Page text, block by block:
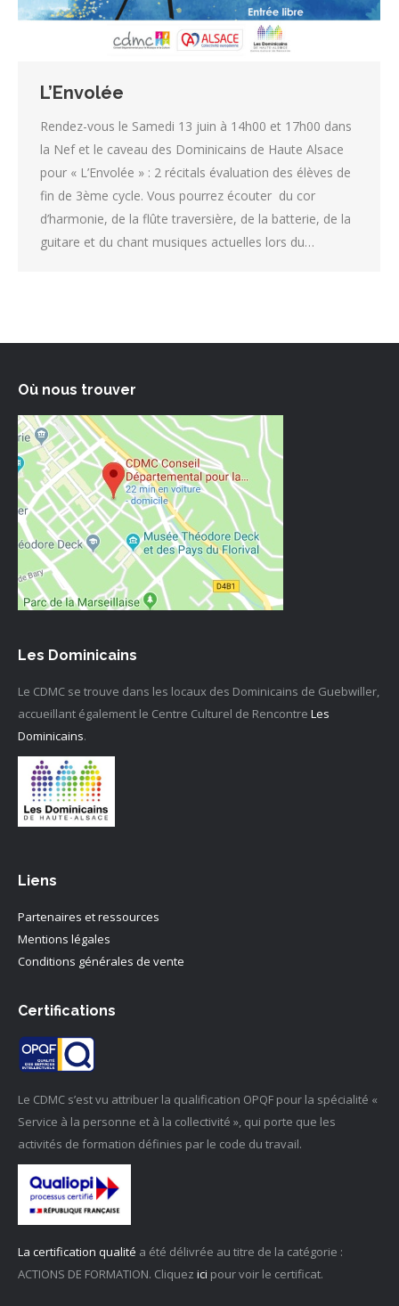
L’Envolée
Rendez-vous le Samedi 13 juin à 14h00 et 17h00 dans
la Nef et le caveau des Dominicains de Haute Alsace
pour « L’Envolée » : 2 récitals évaluation des élèves de
fin de 3ème cycle. Vous pourrez écouter du cor
d’harmonie, de la flûte traversière, de la batterie, de la
guitare et du chant musiques actuelles lors du…
Où nous trouver
Les Dominicains
Le CDMC se trouve dans les locaux des Dominicains de Guebwiller,
accueillant également le Centre Culturel de Rencontre Les
Dominicains.
Liens
Partenaires et ressources
Mentions légales
Conditions générales de vente
Certifications
Le CDMC s’est vu attribuer la qualification OPQF pour la spécialité «
Service à la personne et à la collectivité », qui porte que les
activités de formation définies par le code du travail.
La certification qualité a été délivrée au titre de la catégorie :
ACTIONS DE FORMATION. Cliquez ici pour voir le certificat.